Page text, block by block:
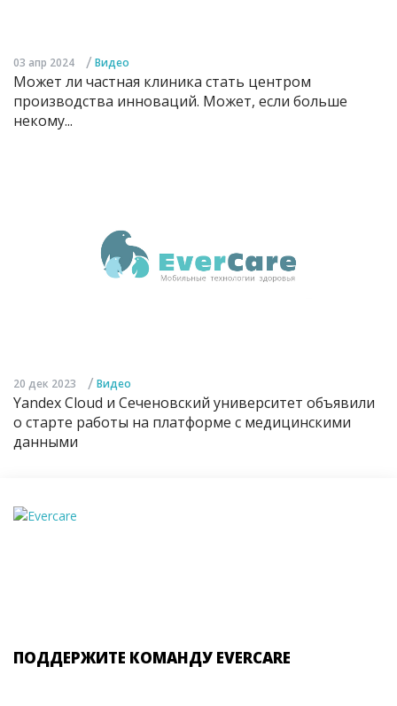
03 апр 2024 / Видео
Может ли частная клиника стать центром
производства инноваций. Может, если больше
некому...
20 дек 2023 / Видео
Yandex Cloud и Сеченовский университет объявили
о старте работы на платформе с медицинскими
данными
ПОДДЕРЖИТЕ КОМАНДУ EVERCARE